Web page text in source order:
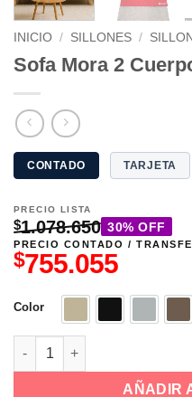
INICIO / SILLONES /
Sofa Mora 2
CONTADO TARJETA
PRECIO LISTA
$1.078.650 30% OFF
PRECIO CONTADO /
$755.055
Color
Sofa Mora 2 Cuerpos cantidad
AÑADIR